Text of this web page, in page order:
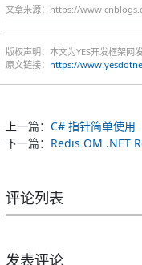
文章来源：https://
版权声明：本文为YES开发框架网
原文链接： https://
上一篇： C# 指针简单使用
下一篇： Redis OM .NET
评论列表
发表评论